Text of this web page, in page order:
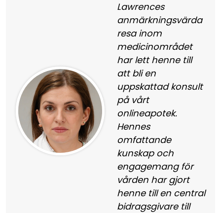
Lawrences
anmärkningsvärda
resa inom
medicinområdet
har lett henne till
att bli en
uppskattad konsult
på vårt
onlineapotek.
Hennes
omfattande
kunskap och
engagemang för
vården har gjort
henne till en central
bidragsgivare till